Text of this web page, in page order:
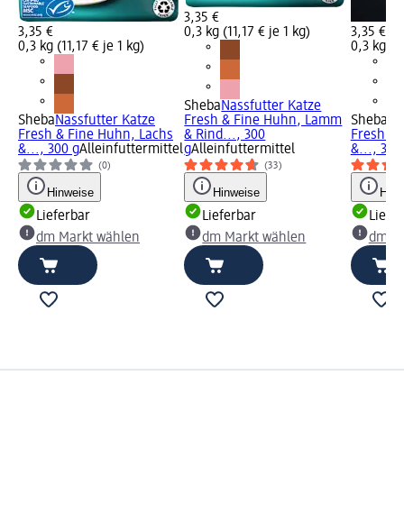
3,35 €
0,3 kg (11,17 € je 1 kg)
ShebaNassfutter Katze
Fresh & Fine Huhn, Lachs
&..., 300 gAlleinfuttermittel
(0)
Hinweise
Lieferbar
dm Markt wählen
3,35 €
0,3 kg (11,17 € je 1 kg)
ShebaNassfutter Katze
Fresh & Fine Huhn, Lamm
& Rind..., 300
gAlleinfuttermittel
(33)
Hinweise
Lieferbar
dm Markt wählen
3,35 €
0,3 kg
Sheba
Fresh &
&..., 300
dm